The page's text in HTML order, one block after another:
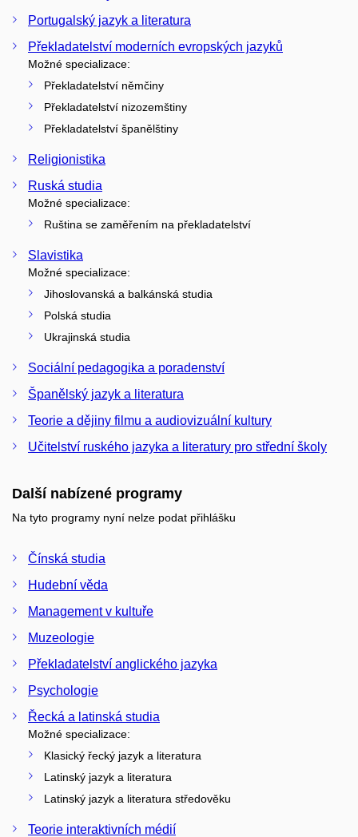
Portugalský jazyk a literatura
Překladatelství moderních evropských jazyků
Možné specializace:
Překladatelství němčiny
Překladatelství nizozemštiny
Překladatelství španělštiny
Religionistika
Ruská studia
Možné specializace:
Ruština se zaměřením na překladatelství
Slavistika
Možné specializace:
Jihoslovanská a balkánská studia
Polská studia
Ukrajinská studia
Sociální pedagogika a poradenství
Španělský jazyk a literatura
Teorie a dějiny filmu a audiovizuální kultury
Učitelství ruského jazyka a literatury pro střední školy
Další nabízené programy
Na tyto programy nyní nelze podat přihlášku
Čínská studia
Hudební věda
Management v kultuře
Muzeologie
Překladatelství anglického jazyka
Psychologie
Řecká a latinská studia
Možné specializace:
Klasický řecký jazyk a literatura
Latinský jazyk a literatura
Latinský jazyk a literatura středověku
Teorie interaktivních médií